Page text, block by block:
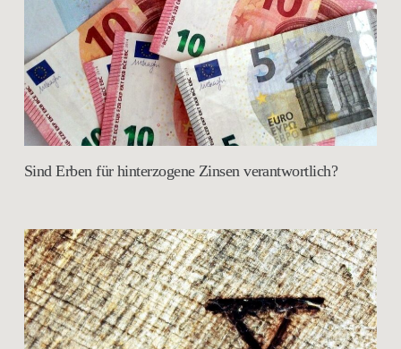
Sind Erben für hinterzogene Zinsen verantwortlich?